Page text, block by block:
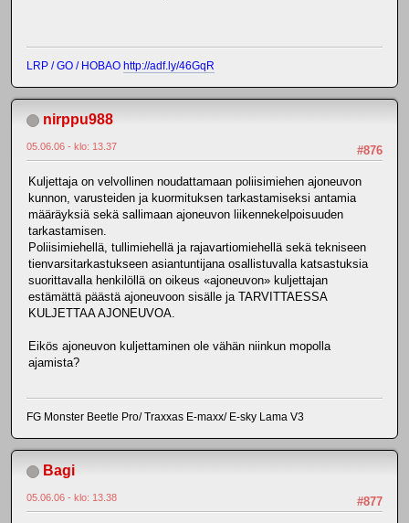
LRP / GO / HOBAO http://adf.ly/46GqR
nirppu988
#876
05.06.06 - klo: 13.37
Kuljettaja on velvollinen noudattamaan poliisimiehen ajoneuvon
kunnon, varusteiden ja kuormituksen tarkastamiseksi antamia
määräyksiä sekä sallimaan ajoneuvon liikennekelpoisuuden
tarkastamisen.
Poliisimiehellä, tullimiehellä ja rajavartiomiehellä sekä tekniseen
tienvarsitarkastukseen asiantuntijana osallistuvalla katsastuksia
suorittavalla henkilöllä on oikeus «ajoneuvon» kuljettajan
estämättä päästä ajoneuvoon sisälle ja TARVITTAESSA
KULJETTAA AJONEUVOA.
Eikös ajoneuvon kuljettaminen ole vähän niinkun mopolla
ajamista?
FG Monster Beetle Pro/ Traxxas E-maxx/ E-sky Lama V3
Bagi
#877
05.06.06 - klo: 13.38